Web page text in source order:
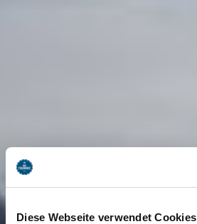
Diese Webseite verwendet Cookies